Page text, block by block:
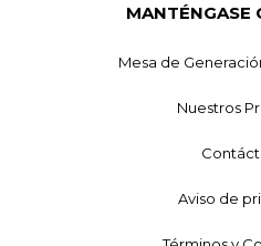
MANTÉNGASE
Mesa de
Nuestros
Aviso de